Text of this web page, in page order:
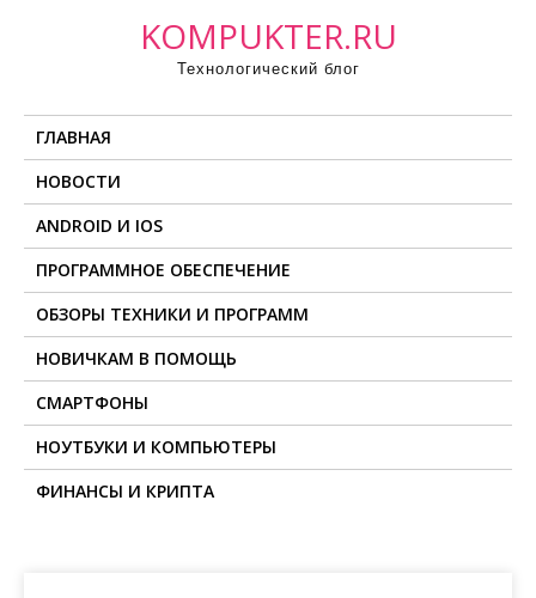
KOMPUKTER.RU
Технологический блог
ГЛАВНАЯ
НОВОСТИ
ANDROID И IOS
ПРОГРАММНОЕ ОБЕСПЕЧЕНИЕ
ОБЗОРЫ ТЕХНИКИ И ПРОГРАММ
НОВИЧКАМ В ПОМОЩЬ
СМАРТФОНЫ
НОУТБУКИ И КОМПЬЮТЕРЫ
ФИНАНСЫ И КРИПТА